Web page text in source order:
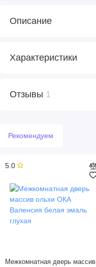
Описание
Характеристики
Отзывы 1
Рекомендуем
5.0
Межкомнатная дверь массив